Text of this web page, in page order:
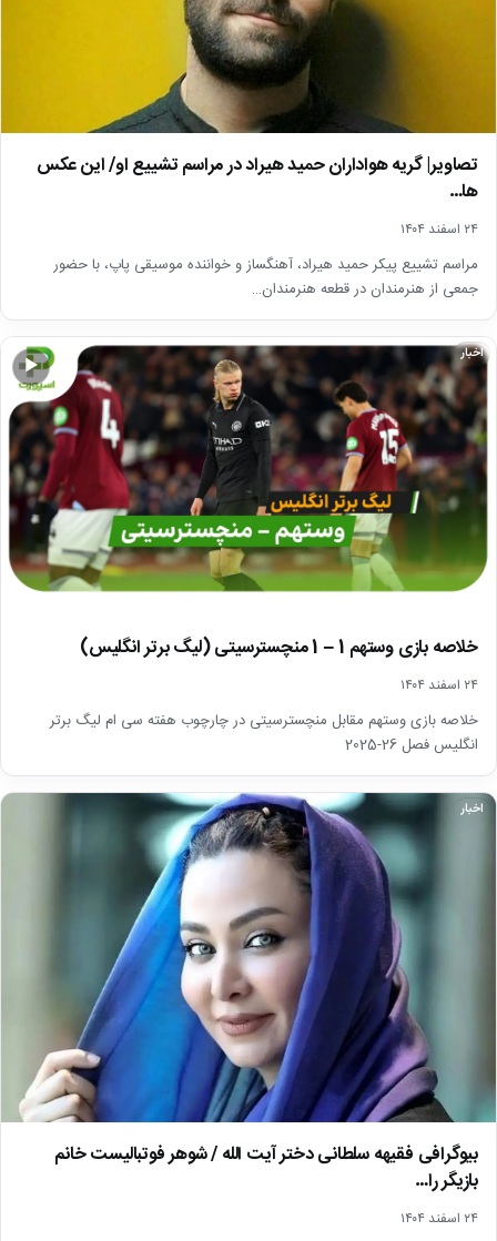
تصاویر| گریه هواداران حمید هیراد در مراسم تشییع او/ این عکس
ها…
۲۴ اسفند ۱۴۰۴
مراسم تشییع پیکر حمید هیراد، آهنگساز و خواننده موسیقی پاپ، با حضور
جمعی از هنرمندان در قطعه هنرمندان…
▶
اخبار
خلاصه بازی وستهم 1 – 1 منچسترسیتی (لیگ برتر انگلیس)
۲۴ اسفند ۱۴۰۴
خلاصه بازی وستهم مقابل منچسترسیتی در چارچوب هفته سی ام لیگ برتر
انگلیس فصل 26-2025
اخبار
بیوگرافی فقیهه سلطانی دختر آیت الله / شوهر فوتبالیست خانم
بازیگر را…
۲۴ اسفند ۱۴۰۴